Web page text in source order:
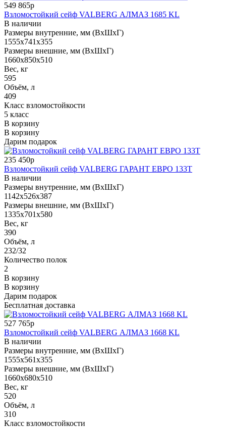
549 865р
Взломостойкий сейф VALBERG АЛМАЗ 1685 KL
В наличии
Размеры внутренние, мм (ВхШхГ)
1555x741x355
Размеры внешние, мм (ВхШхГ)
1660x850x510
Вес, кг
595
Объём, л
409
Класс взломостойкости
5 класс
В корзину
В корзину
Дарим подарок
235 450р
Взломостойкий сейф VALBERG ГАРАНТ ЕВРО 133Т
В наличии
Размеры внутренние, мм (ВхШхГ)
1142x526x387
Размеры внешние, мм (ВхШхГ)
1335x701x580
Вес, кг
390
Объём, л
232/32
Количество полок
2
В корзину
В корзину
Дарим подарок
Бесплатная доставка
527 765р
Взломостойкий сейф VALBERG АЛМАЗ 1668 KL
В наличии
Размеры внутренние, мм (ВхШхГ)
1555x561x355
Размеры внешние, мм (ВхШхГ)
1660x680x510
Вес, кг
520
Объём, л
310
Класс взломостойкости